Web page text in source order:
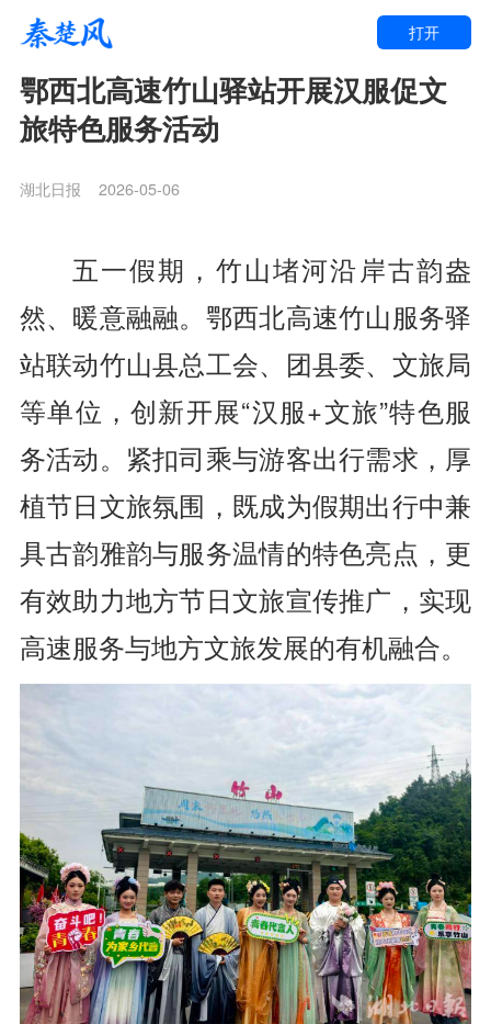
打开
鄂西北高速竹山驿站开展汉服促文
旅特色服务活动
湖北日报 2026-05-06
五一假期，竹山堵河沿岸古韵盎
然、暖意融融。鄂西北高速竹山服务驿
站联动竹山县总工会、团县委、文旅局
等单位，创新开展“汉服+文旅”特色服
务活动。紧扣司乘与游客出行需求，厚
植节日文旅氛围，既成为假期出行中兼
具古韵雅韵与服务温情的特色亮点，更
有效助力地方节日文旅宣传推广，实现
高速服务与地方文旅发展的有机融合。